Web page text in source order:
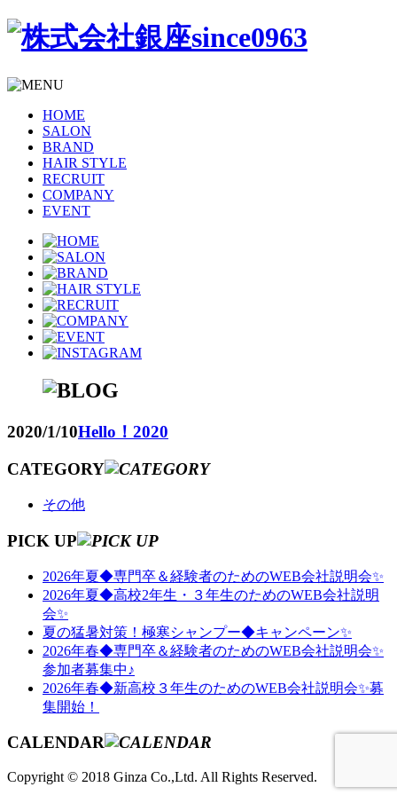
HOME
SALON
BRAND
HAIR STYLE
RECRUIT
COMPANY
EVENT
2020/1/10Hello！2020
CATEGORY
その他
PICK UP
2026年夏◆専門卒＆経験者のためのWEB会社説明会✨
2026年夏◆高校2年生・３年生のためのWEB会社説明
会✨
夏の猛暑対策！極寒シャンプー◆キャンペーン✨
2026年春◆専門卒＆経験者のためのWEB会社説明会✨
参加者募集中♪
2026年春◆新高校３年生のためのWEB会社説明会✨募
集開始！
CALENDAR
Copyright © 2018 Ginza Co.,Ltd. All Rights Reserved.